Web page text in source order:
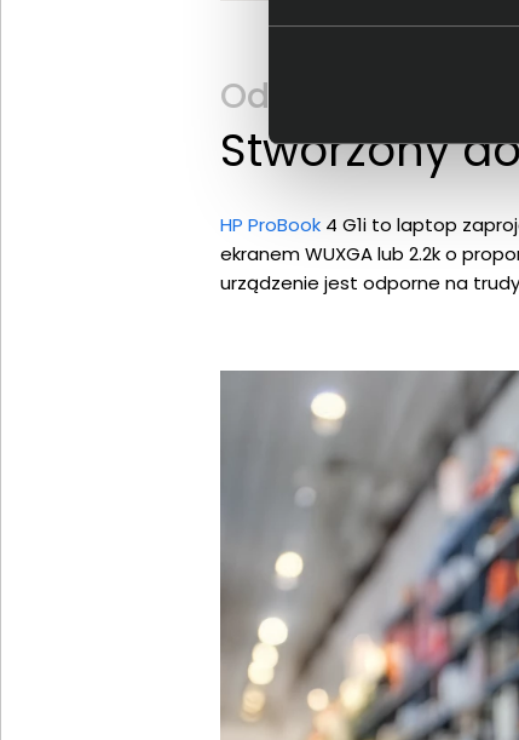
Odkryj HP ProBook
Stworzony
HP ProBook 4 G1i to laptop
ekranem WUXGA lub 2.2k o
urządzenie jest odporne na